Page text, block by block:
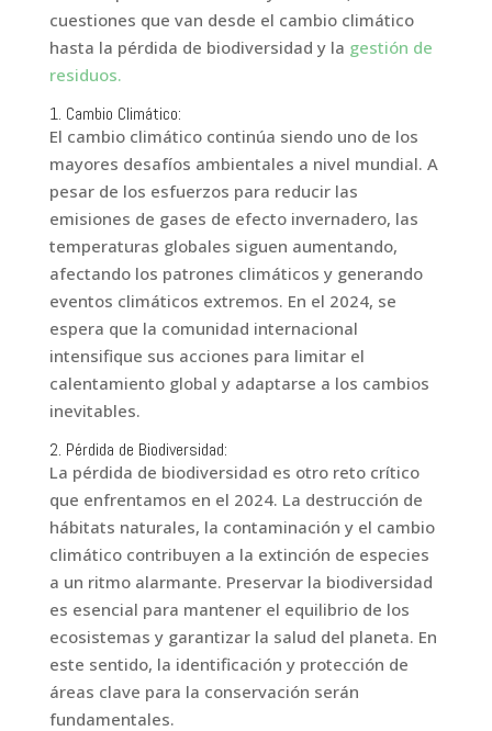
cuestiones que van desde el cambio climático
hasta la pérdida de biodiversidad y la gestión de
residuos.
1. Cambio Climático:
El cambio climático continúa siendo uno de los
mayores desafíos ambientales a nivel mundial. A
pesar de los esfuerzos para reducir las
emisiones de gases de efecto invernadero, las
temperaturas globales siguen aumentando,
afectando los patrones climáticos y generando
eventos climáticos extremos. En el 2024, se
espera que la comunidad internacional
intensifique sus acciones para limitar el
calentamiento global y adaptarse a los cambios
inevitables.
2. Pérdida de Biodiversidad:
La pérdida de biodiversidad es otro reto crítico
que enfrentamos en el 2024. La destrucción de
hábitats naturales, la contaminación y el cambio
climático contribuyen a la extinción de especies
a un ritmo alarmante. Preservar la biodiversidad
es esencial para mantener el equilibrio de los
ecosistemas y garantizar la salud del planeta. En
este sentido, la identificación y protección de
áreas clave para la conservación serán
fundamentales.